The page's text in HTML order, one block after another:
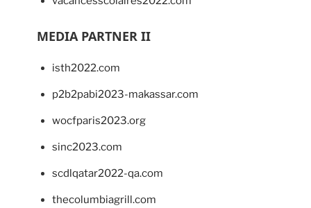
MEDIA PARTNER II
isth2022.com
p2b2pabi2023-makassar.com
wocfparis2023.org
sinc2023.com
scdlqatar2022-qa.com
thecolumbiagrill.com